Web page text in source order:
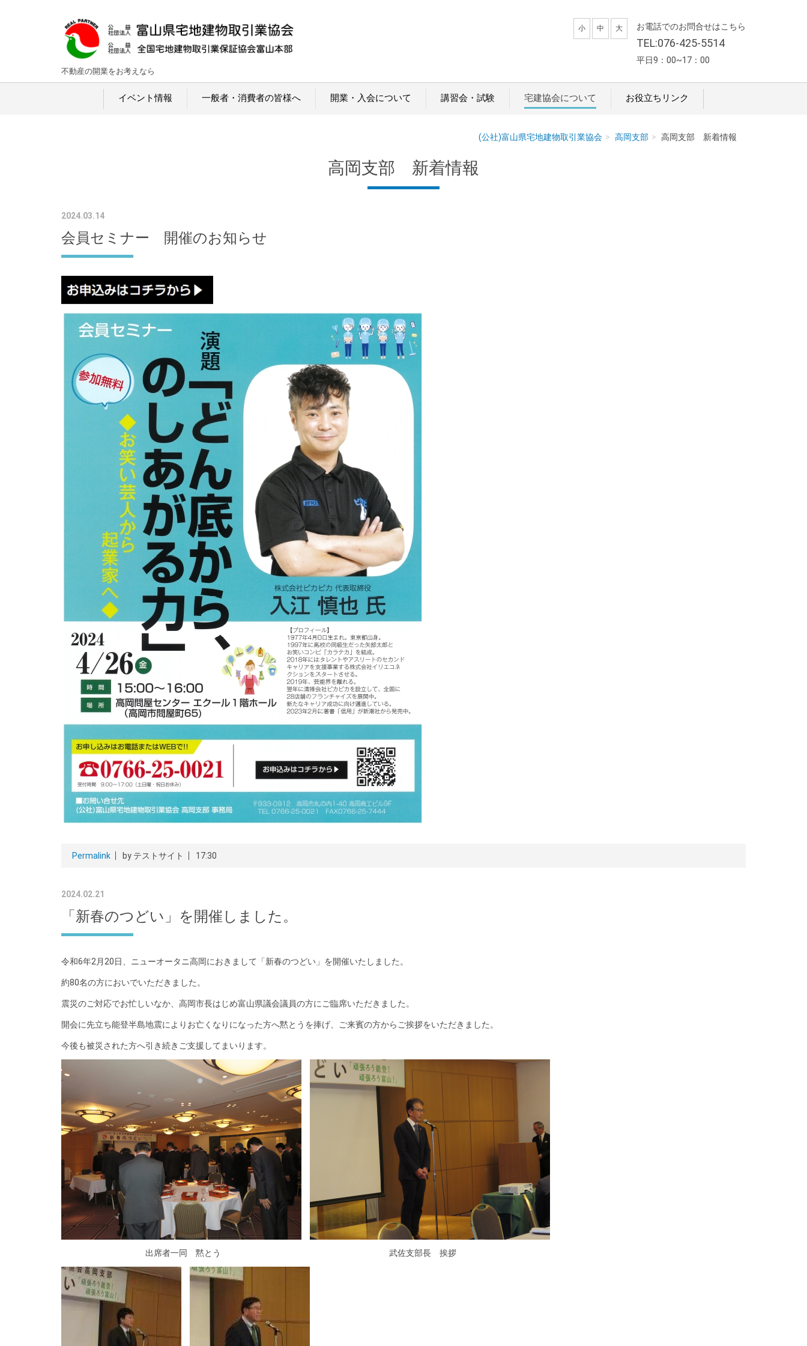
不動産の開業をお考えなら
お電話でのお問合せはこちら
TEL:076-425-5514
平日9：00~17：00
小 中 大
イベント情報 一般者・消費者の皆様へ 開業・入会について 講習会・試験 宅建協会について お役立ちリンク
(公社)富山県宅地建物取引業協会 高岡支部 高岡支部 新着情報
高岡支部 新着情報
2024.03.14
会員セミナー 開催のお知らせ
Permalink by テストサイト 17:30
2024.02.21
「新春のつどい」を開催しました。
令和6年2月20日、ニューオータニ高岡におきまして「新春のつどい」を開催いたしました。
約80名の方においでいただきました。
震災のご対応でお忙しいなか、高岡市長はじめ富山県議会議員の方にご臨席いただきました。
開会に先立ち能登半島地震によりお亡くなりになった方へ黙とうを捧げ、ご来賓の方からご挨拶をいただきました。
今後も被災された方へ引き続きご支援してまいります。
出席者一同 黙とう 武佐支部長 挨拶